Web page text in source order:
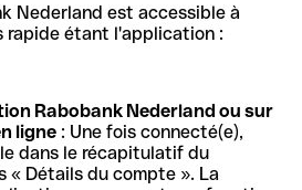
Nederland est accessible à
rapide étant l'application :
Rabobank Nederland ou sur
ligne : Une fois connecté(e),
dans le récapitulatif du
« Détails du compte ». La